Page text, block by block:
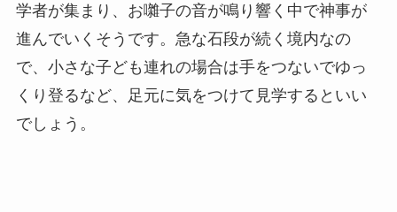
学者が集まり、お囃子の音が鳴り響く中で神事が
進んでいくそうです。急な石段が続く境内なの
で、小さな子ども連れの場合は手をつないでゆっ
くり登るなど、足元に気をつけて見学するといい
でしょう。